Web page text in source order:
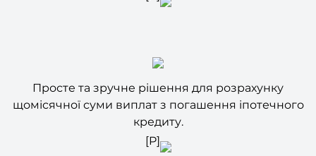
Просте та зручне рішення для розрахунку
щомісячної суми виплат з погашення іпотечного
кредиту.
[P]